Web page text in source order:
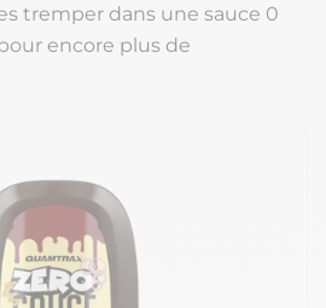
tremper dans une sauce 0
encore plus de